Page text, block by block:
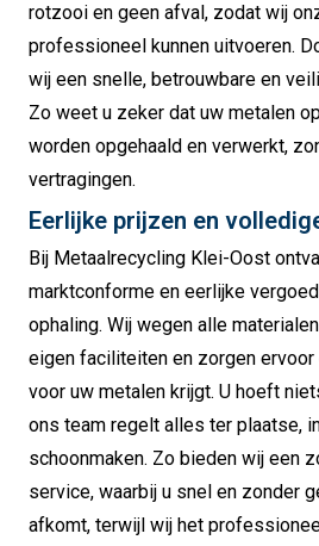
rotzooi en geen afval, zodat wij
professioneel kunnen uitvoeren.
wij een snelle, betrouwbare en
Zo weet u zeker dat uw metalen
worden opgehaald en verwerkt,
vertragingen.
Eerlijke prijzen en
Bij Metaalrecycling Klei-Oost
marktconforme en eerlijke
ophaling. Wij wegen alle
eigen faciliteiten en zorgen
voor uw metalen krijgt. U hoeft
ons team regelt alles ter plaatse,
schoonmaken. Zo bieden wij een
service, waarbij u snel en zonder
afkomt, terwijl wij het